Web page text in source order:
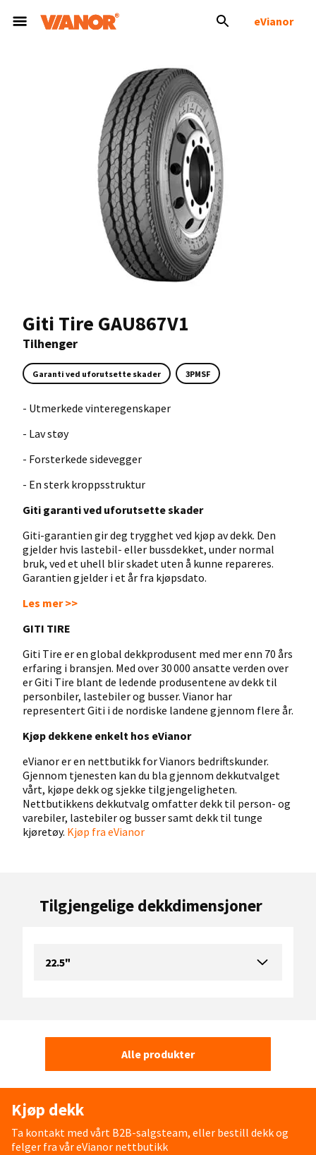
eVianor
Giti Tire GAU867V1
Tilhenger
Garanti ved uforutsette skader 3PMSF
- Utmerkede vinteregenskaper
- Lav støy
- Forsterkede sidevegger
- En sterk kroppsstruktur
Giti garanti ved uforutsette skader
Giti-garantien gir deg trygghet ved kjøp av dekk. Den
gjelder hvis lastebil- eller bussdekket, under normal
bruk, ved et uhell blir skadet uten å kunne repareres.
Garantien gjelder i et år fra kjøpsdato.
Les mer >>
GITI TIRE
Giti Tire er en global dekkprodusent med mer enn 70 års
erfaring i bransjen. Med over 30 000 ansatte verden over
er Giti Tire blant de ledende produsentene av dekk til
personbiler, lastebiler og busser. Vianor har
representert Giti i de nordiske landene gjennom flere år.
Kjøp dekkene enkelt hos eVianor
eVianor er en nettbutikk for Vianors bedriftskunder.
Gjennom tjenesten kan du bla gjennom dekkutvalget
vårt, kjøpe dekk og sjekke tilgjengeligheten.
Nettbutikkens dekkutvalg omfatter dekk til person- og
varebiler, lastebiler og busser samt dekk til tunge
kjøretøy. Kjøp fra eVianor
Tilgjengelige dekkdimensjoner
22.5"
Alle produkter
Kjøp dekk
Ta kontakt med vårt B2B-salgsteam, eller bestill dekk og
felger fra vår eVianor nettbutikk